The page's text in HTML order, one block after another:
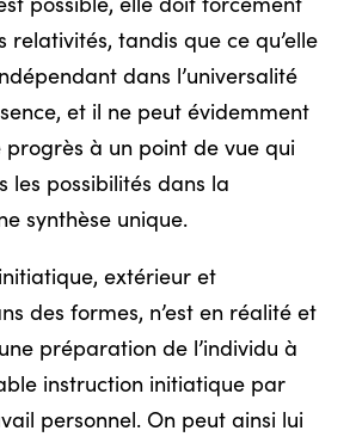
possible, elle doit forcément
relativités, tandis que ce qu’elle
dans l’universalité
et il ne peut évidemment
à un point de vue qui
les possibilités dans la
synthèse unique.
initiatique, extérieur et
des formes, n’est en réalité et
préparation de l’individu à
instruction initiatique par
personnel. On peut ainsi lui